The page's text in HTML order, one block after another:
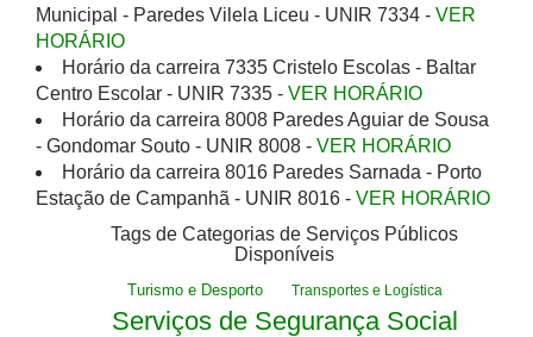
Municipal - Paredes Vilela Liceu - UNIR 7334 - VER
HORÁRIO
Horário da carreira 7335 Cristelo Escolas - Baltar
Centro Escolar - UNIR 7335 - VER HORÁRIO
Horário da carreira 8008 Paredes Aguiar de Sousa
- Gondomar Souto - UNIR 8008 - VER HORÁRIO
Horário da carreira 8016 Paredes Sarnada - Porto
Estação de Campanhã - UNIR 8016 - VER HORÁRIO
Tags de Categorias de Serviços Públicos
Disponíveis
Turismo e Desporto Transportes e Logística
Serviços de Segurança Social